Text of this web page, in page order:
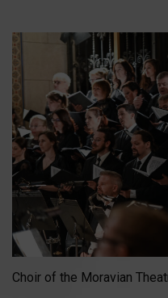
Choir of the Moravian